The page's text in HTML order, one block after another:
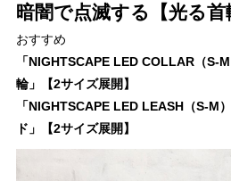
暗闇で点滅する【光る首
おすすめ
「NIGHTSCAPE LED COLLAR（S-
輪」【2サイズ展開】
「NIGHTSCAPE LED LEASH（S-M
ド」【2サイズ展開】